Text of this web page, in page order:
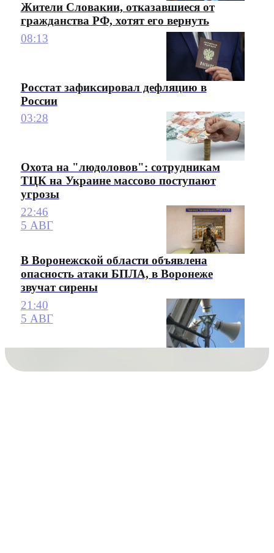
Жители Словакии, отказавшиеся от
гражданства РФ, хотят его вернуть
08:13
Росстат зафиксировал дефляцию в
России
03:28
Охота на "людоловов": сотрудникам
ТЦК на Украине массово поступают
угрозы
22:46
5 АВГ
В Воронежской области объявлена
опасность атаки БПЛА, в Воронеже
звучат сирены
21:40
5 АВГ